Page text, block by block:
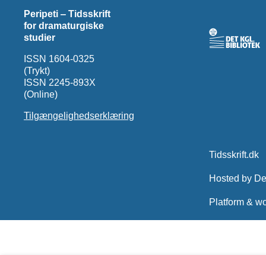
Peripeti ‒ Tidsskrift
for dramaturgiske
studier
ISSN 1604-0325
(Trykt)
ISSN 2245-893X
(Online)
Tilgængelighedserklæring